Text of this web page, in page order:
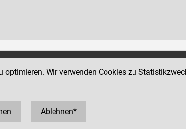
Media Kanäle
Impressum
Wir verwenden Cookies zu
Ablehnen*